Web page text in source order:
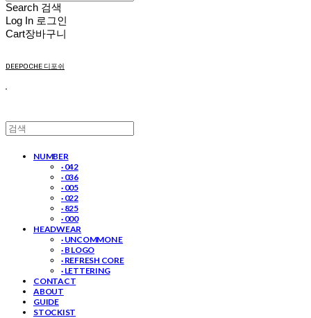
Search 검색
Log In 로그인
Cart장바구니
DEEPOCHE 디포쉬
NUMBER
· 042
· 036
· 005
· 022
· 825
· 000
HEADWEAR
· UNCOMMON E
· B LOGO
· REFRESH CORE
· LETTERING
CONTACT
ABOUT
GUIDE
STOCKIST